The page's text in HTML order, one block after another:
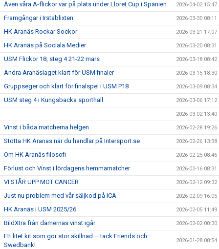
Även våra A-flickor var på plats under Lloret Cup i Spanien 2026-04-02 15:47
Framgångar i Irstablixten 2026-03-30 08:11
HK Aranäs Rockar Sockor 2026-03-21 17:07
HK Aranäs på Sociala Medier 2026-03-20 08:31
USM Flickor 18, steg 4 21-22 mars 2026-03-18 08:42
Andra Aranäslaget klart för USM finaler 2026-03-15 18:30
Gruppseger och klart för finalspel i USM P18 2026-03-09 08:34
USM steg 4 i Kungsbacka sporthall 2026-03-06 17:12
2026-03-02 13:40
Vinst i båda matcherna helgen 2026-02-28 19:26
Stötta HK Aranäs när du handlar på Intersport.se 2026-02-26 13:38
Om HK Aranäs filosofi 2026-02-25 08:46
Förlust och Vinst i lördagens hemmamatcher 2026-02-16 08:31
VI STÅR UPP MOT CANCER 2026-02-12 09:32
Just nu problem med vår säljkod på ICA 2026-02-09 16:05
HK Aranäs i USM 2025/26 2026-02-05 11:49
BildXtra från damernas vinst igår 2026-02-02 08:30
Ett litet kit som gör stor skillnad – tack Friends och
Swedbank!
2026-01-28 08:54